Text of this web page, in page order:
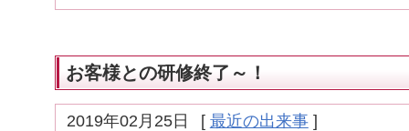
お客様との研修終了～！
2019年02月25日 [ 最近の出来事]